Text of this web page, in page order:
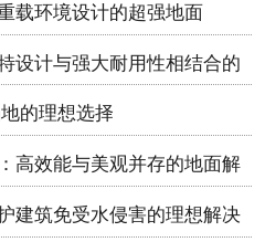
载环境设计的超强地面
设计与强大耐用性相结合的
的理想选择
高效能与美观并存的地面解
建筑免受水侵害的理想解决